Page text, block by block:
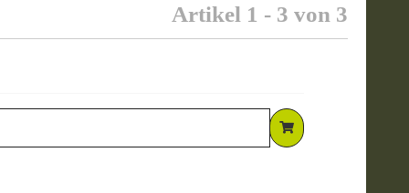
Artikel 1 - 3 von 3